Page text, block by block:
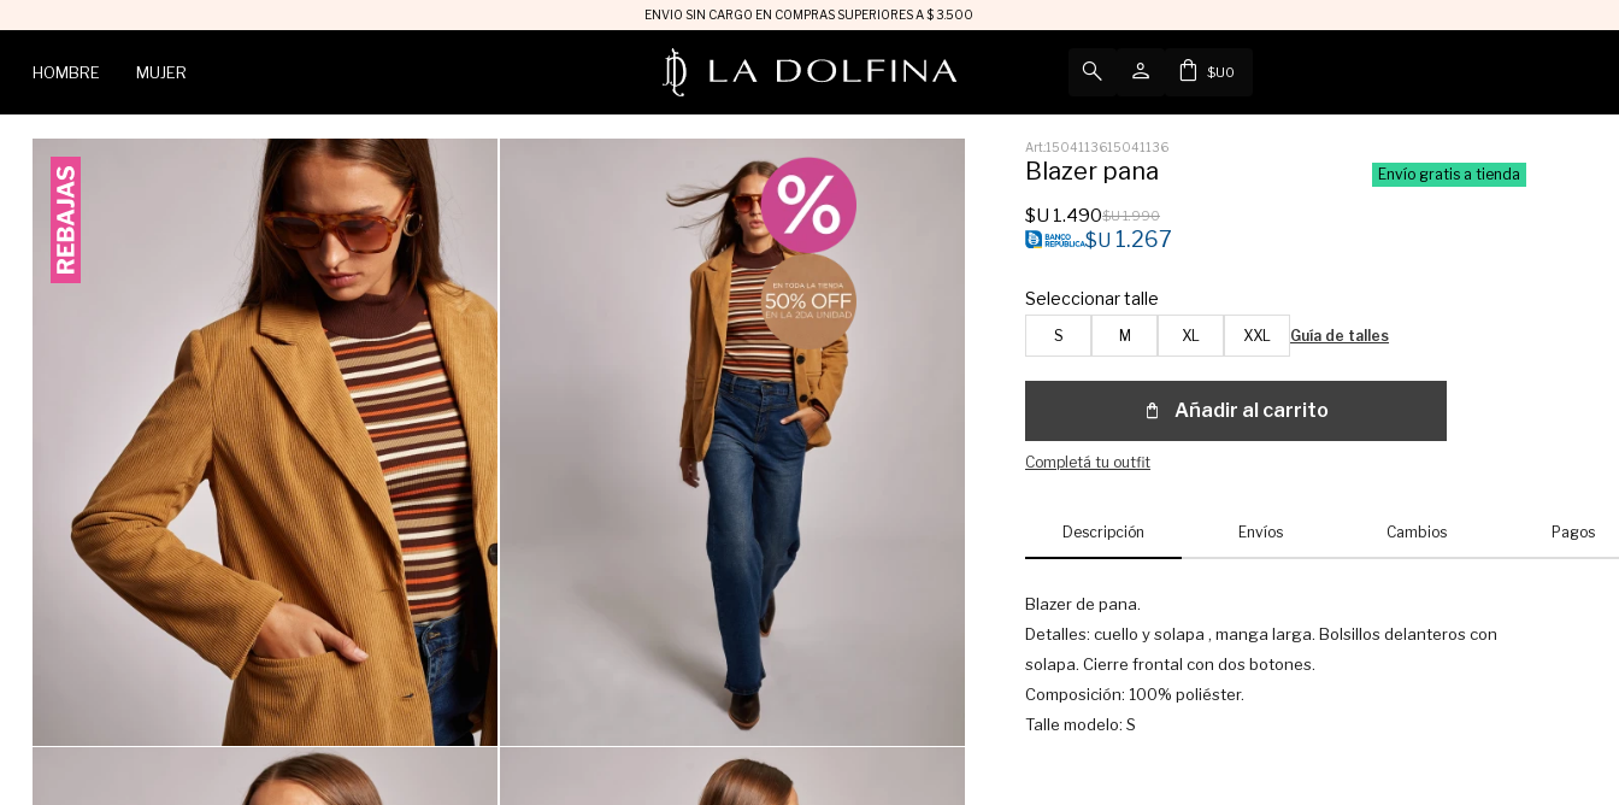
ENVIO SIN CARGO EN COMPRAS SUPERIORES A $ 3.500
HOMBRE MUJER $U0
1504113615041136
Blazer pana Envío gratis a tienda
$U 1.490$U1.990
$U 1.267
Seleccionar talle
S M XL XXL Guía de talles
Añadir al carrito
Completá tu outfit
Descripción Envíos Cambios Pagos
Blazer de pana.
Detalles: cuello y solapa , manga larga. Bolsillos delanteros con
solapa. Cierre frontal con dos botones.
Composición: 100% poliéster.
Talle modelo: S